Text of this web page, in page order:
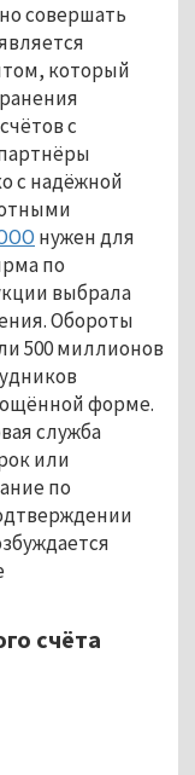
совершать
который
с
с надёжной
нужен для
по
выбрала
Обороты
500 миллионов
форме.
служба
или
по
счёта